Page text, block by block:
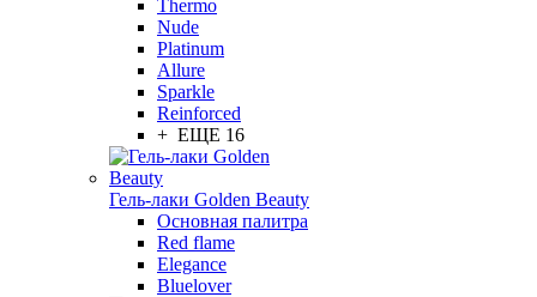
Thermo
Nude
Platinum
Allure
Sparkle
Reinforced
+ ЕЩЕ 16
Гель-лаки Golden Beauty
Основная палитра
Red flame
Elegance
Bluelover